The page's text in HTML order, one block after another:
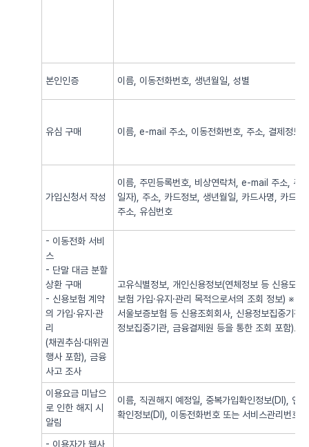
본인인증 이름, 이동전화번호, 생년월일, 성별
유심 구매 이름, e-mail 주소, 이동전화번호, 주소, 결제정보,
가입신청서 작성
이름, 주민등록번호, 비상연락처, e-mail 주소, 주
일자), 주소, 카드정보, 생년월일, 카드사명, 카드
주소, 유심번호
- 이동전화 서비
스
- 단말 대금 분할
상환 구매
- 신용보험 계약
의 가입·유지·관
리
(채권추심·대위권
행사 포함), 금융
사고 조사
고유식별정보, 개인신용정보(연체정보 등 신용도
보험 가입·유지·관리 목적으로서의 조회 정보) ※
서울보증보험 등 신용조회회사, 신용정보집중기관
정보집중기관, 금융결제원 등을 통한 조회 포함)로
이용요금 미납으
로 인한 해지 시
알림
이름, 직권해지 예정일, 중복가입확인정보(DI), 연
확인정보(DI), 이동전화번호 또는 서비스관리번호
- 이용자가 웹사